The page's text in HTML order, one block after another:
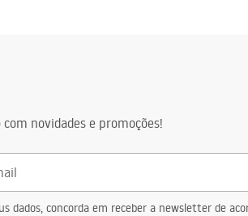
novidades e promoções!
dados, concorda em receber a newsletter de